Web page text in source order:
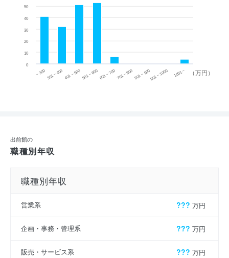
（万円）
~ 300 301 ~ 400 401 ~ 500501 ~ 600601 ~ 700701 ~ 800801 ~ 900901 ~ 1000 1001 ~
0
10
20
30
40
50
出前館の
職種別年収
職種別年収
営業系 ??? 万円
企画・事務・管理系 ??? 万円
販売・サービス系 ??? 万円